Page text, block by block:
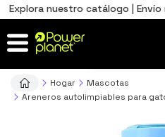
Explora nuestro catálogo |
Hogar
Mascotas
Areneros autolimpiables para